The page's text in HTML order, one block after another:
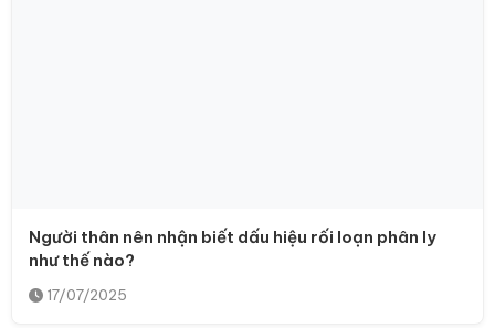
Người thân nên nhận biết dấu hiệu rối loạn phân ly
như thế nào?
17/07/2025